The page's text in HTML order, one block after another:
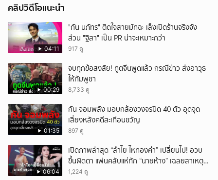
คลิปวิดีโอแนะนำ
04:11
"กัน นภัทร" ติดใจสายมัทฉะ เล็งเปิดร้านจริงจัง
ส่วน "ฐิสา" เป็น PR น่าจะเหมาะกว่า
917 ดู
00:29
จบทุกข้อสงสัย! ทูตจีนพูดแล้ว กรณีข่าว ส่งอาวุธ
ให้กัมพูชา
8,733 ดู
01:35
กัน จอมพลัง มอบกล้องวงจรปิด 40 ตัว อุดจุด
เสี่ยงหลังคดีสะเทือนขวัญ
897 ดู
06:04
เปิดภาพล่าสุด “ลำไย ไหทองคำ” เปลี่ยนไป! อวบ
ขึ้นผิดตา แฟนคลับแห่ทัก “นายห้าง” เฉลยสาเหตุ
ชัด!
1,224 ดู